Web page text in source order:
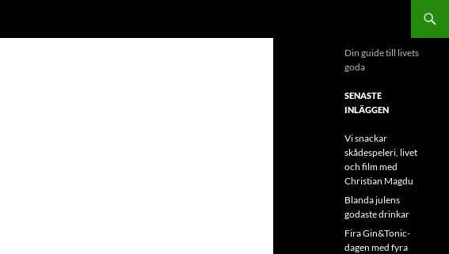
Din guide till livets
goda
SENASTE
INLÄGGEN
Vi snackar
skådespeleri, livet
och film med
Christian Magdu
Blanda julens
godaste drinkar
Fira Gin&Tonic-
dagen med fyra